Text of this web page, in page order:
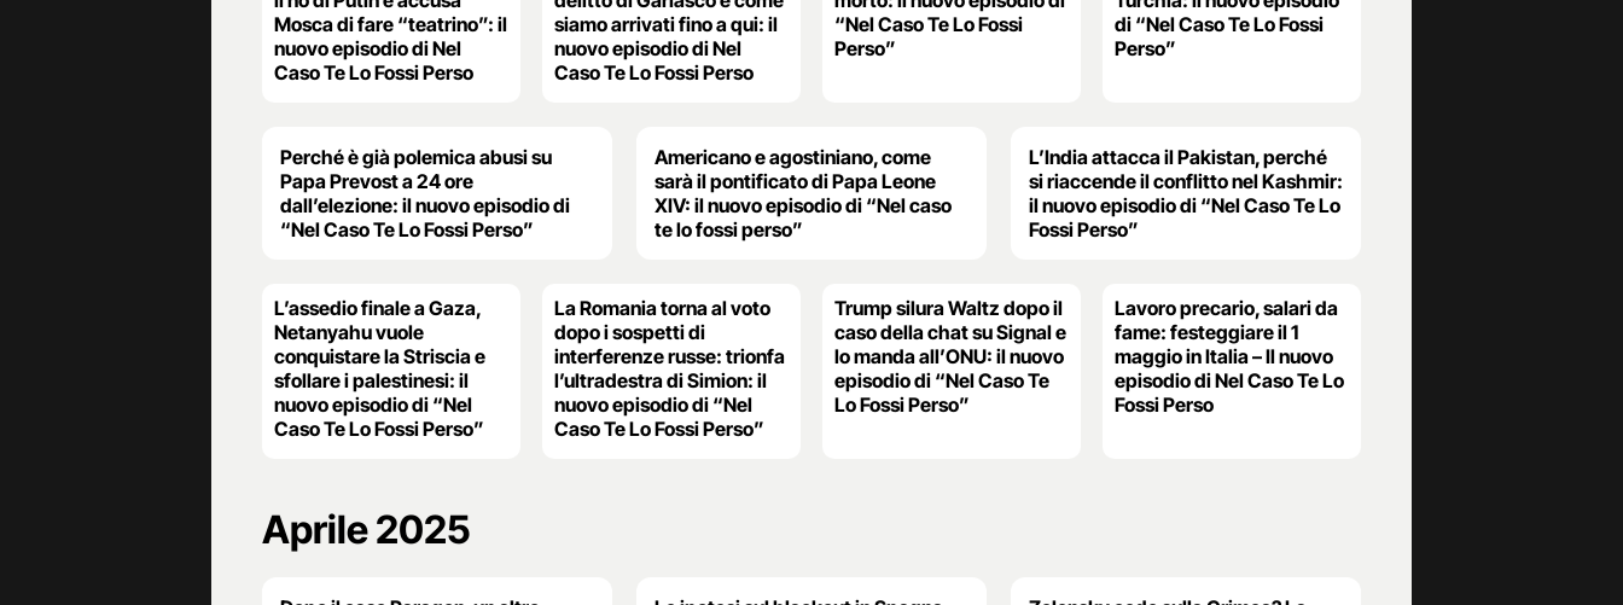
Mosca di fare “teatrino”: il
nuovo episodio di Nel
Caso Te Lo Fossi Perso
siamo arrivati fino a qui: il
nuovo episodio di Nel
Caso Te Lo Fossi Perso
“Nel Caso Te Lo Fossi
Perso”
di “Nel Caso Te Lo Fossi
Perso”
Perché è già polemica abusi su
Papa Prevost a 24 ore
dall’elezione: il nuovo episodio di
“Nel Caso Te Lo Fossi Perso”
Americano e agostiniano, come
sarà il pontificato di Papa Leone
XIV: il nuovo episodio di “Nel caso
te lo fossi perso”
L’India attacca il Pakistan, perché
si riaccende il conflitto nel Kashmir:
il nuovo episodio di “Nel Caso Te Lo
Fossi Perso”
L’assedio finale a Gaza,
Netanyahu vuole
conquistare la Striscia e
sfollare i palestinesi: il
nuovo episodio di “Nel
Caso Te Lo Fossi Perso”
La Romania torna al voto
dopo i sospetti di
interferenze russe: trionfa
l’ultradestra di Simion: il
nuovo episodio di “Nel
Caso Te Lo Fossi Perso”
Trump silura Waltz dopo il
caso della chat su Signal e
lo manda all’ONU: il nuovo
episodio di “Nel Caso Te
Lo Fossi Perso”
Lavoro precario, salari da
fame: festeggiare il 1
maggio in Italia – Il nuovo
episodio di Nel Caso Te Lo
Fossi Perso
Aprile 2025